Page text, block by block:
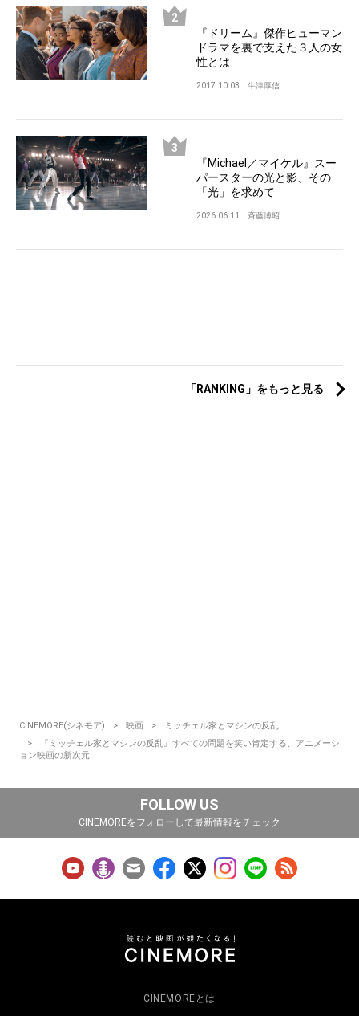
『ドリーム』傑作ヒューマン
ドラマを裏で支えた３人の女
性とは
2017.10.03 牛津厚信
『Michael／マイケル』スー
パースターの光と影、その
「光」を求めて
2026.06.11 斉藤博昭
「RANKING」をもっと見る
CINEMORE(シネモア) 映画
ミッチェル家とマシンの反乱
『ミッチェル家とマシンの反乱』すべての問題を笑い肯定する、アニメーシ
ョン映画の新次元
FOLLOW US
CINEMOREをフォローして最新情報をチェック
CINEMOREとは